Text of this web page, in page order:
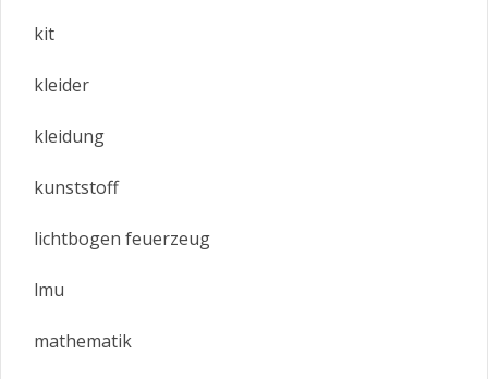
kit
kleider
kleidung
kunststoff
lichtbogen feuerzeug
lmu
mathematik